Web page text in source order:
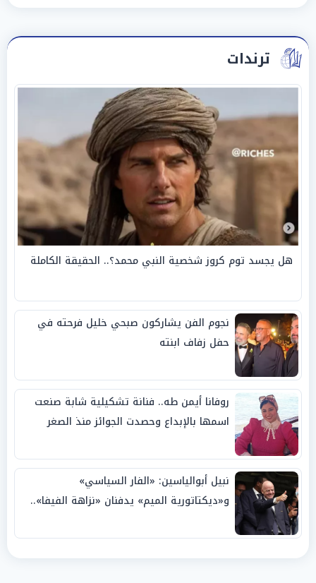
ترندات
هل يجسد توم كروز شخصية النبي محمد؟.. الحقيقة الكاملة
نجوم الفن يشاركون صبحي خليل فرحته في
حفل زفاف ابنته
روفانا أيمن طه.. فنانة تشكيلية شابة صنعت
اسمها بالإبداع وحصدت الجوائز منذ الصغر
نبيل أبوالياسين: «الفار السياسي»
و«ديكتاتورية الميم» يدفنان «نزاهة الفيفا»..